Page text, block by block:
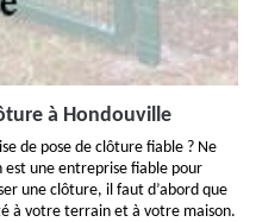
à Hondouville
de pose de clôture fiable ? Ne
est une entreprise fiable pour
une clôture, il faut d’abord que
à votre terrain et à votre maison.